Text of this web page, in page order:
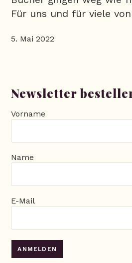
Für uns und für viele
5. Mai 2022
Newsletter
Vorname
Name
E-Mail